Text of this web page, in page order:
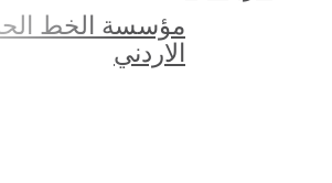
مؤسسة الخط
الاردني